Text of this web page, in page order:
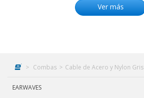
Ver más
> Combas > Cable de Acero y Nylon Gris
EARWAVES